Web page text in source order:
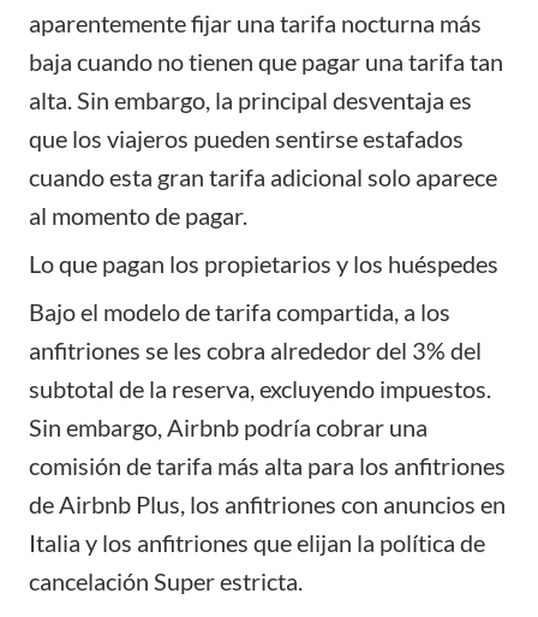
aparentemente fijar una tarifa nocturna más
baja cuando no tienen que pagar una tarifa tan
alta. Sin embargo, la principal desventaja es
que los viajeros pueden sentirse estafados
cuando esta gran tarifa adicional solo aparece
al momento de pagar.
Lo que pagan los propietarios y los huéspedes
Bajo el modelo de tarifa compartida, a los
anfitriones se les cobra alrededor del 3% del
subtotal de la reserva, excluyendo impuestos.
Sin embargo, Airbnb podría cobrar una
comisión de tarifa más alta para los anfitriones
de Airbnb Plus, los anfitriones con anuncios en
Italia y los anfitriones que elijan la política de
cancelación Super estricta.